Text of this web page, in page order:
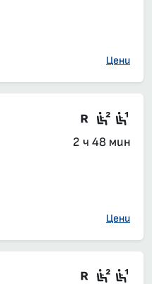
Цени
Влак
2 ч 48 мин
Цени
Влак